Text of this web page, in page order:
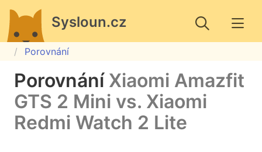
Sysloun.cz
Porovnání
Porovnání Xiaomi Amazfit
GTS 2 Mini vs. Xiaomi
Redmi Watch 2 Lite